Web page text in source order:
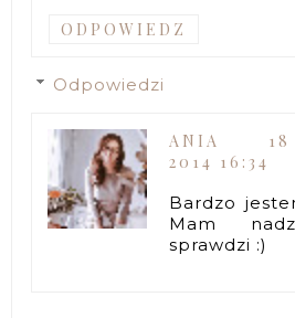
ODPOWIEDZ
Odpowiedzi
ANIA
2014 16:34
Bardzo
Mam
sprawdzi :)